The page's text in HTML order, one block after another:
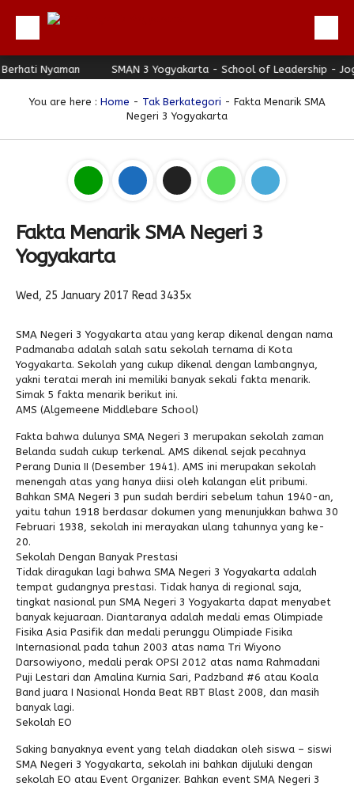
Beranda
Profil
Download
Hubungi Kami
Bulletin
PPDB
Alumni
Nyaman SMAN 3 Yogyakarta - School of Leadership - Jogja
You are here : Home - Tak Berkategori - Fakta Menarik SMA
Negeri 3 Yogyakarta
Fakta Menarik SMA Negeri 3
Yogyakarta
Wed, 25 January 2017 Read 3435x
SMA Negeri 3 Yogyakarta atau yang kerap dikenal dengan nama
Padmanaba adalah salah satu sekolah ternama di Kota
Yogyakarta. Sekolah yang cukup dikenal dengan lambangnya,
yakni teratai merah ini memiliki banyak sekali fakta menarik.
Simak 5 fakta menarik berikut ini.
AMS (Algemeene Middlebare School)
Fakta bahwa dulunya SMA Negeri 3 merupakan sekolah zaman
Belanda sudah cukup terkenal. AMS dikenal sejak pecahnya
Perang Dunia II (Desember 1941). AMS ini merupakan sekolah
menengah atas yang hanya diisi oleh kalangan elit pribumi.
Bahkan SMA Negeri 3 pun sudah berdiri sebelum tahun 1940-an,
yaitu tahun 1918 berdasar dokumen yang menunjukkan bahwa 30
Februari 1938, sekolah ini merayakan ulang tahunnya yang ke-
20.
Sekolah Dengan Banyak Prestasi
Tidak diragukan lagi bahwa SMA Negeri 3 Yogyakarta adalah
tempat gudangnya prestasi. Tidak hanya di regional saja,
tingkat nasional pun SMA Negeri 3 Yogyakarta dapat menyabet
banyak kejuaraan. Diantaranya adalah medali emas Olimpiade
Fisika Asia Pasifik dan medali perunggu Olimpiade Fisika
Internasional pada tahun 2003 atas nama Tri Wiyono
Darsowiyono, medali perak OPSI 2012 atas nama Rahmadani
Puji Lestari dan Amalina Kurnia Sari, Padzband #6 atau Koala
Band juara I Nasional Honda Beat RBT Blast 2008, dan masih
banyak lagi.
Sekolah EO
Saking banyaknya event yang telah diadakan oleh siswa – siswi
SMA Negeri 3 Yogyakarta, sekolah ini bahkan dijuluki dengan
sekolah EO atau Event Organizer. Bahkan event SMA Negeri 3